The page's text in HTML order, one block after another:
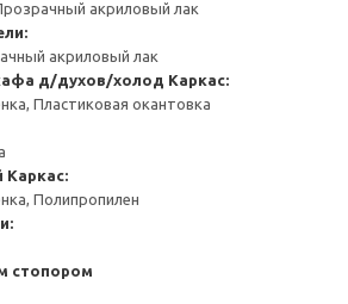
акриловый лак
акриловый лак
д/духов/холод Каркас:
Пластиковая окантовка
Каркас:
Полипропилен
стопором